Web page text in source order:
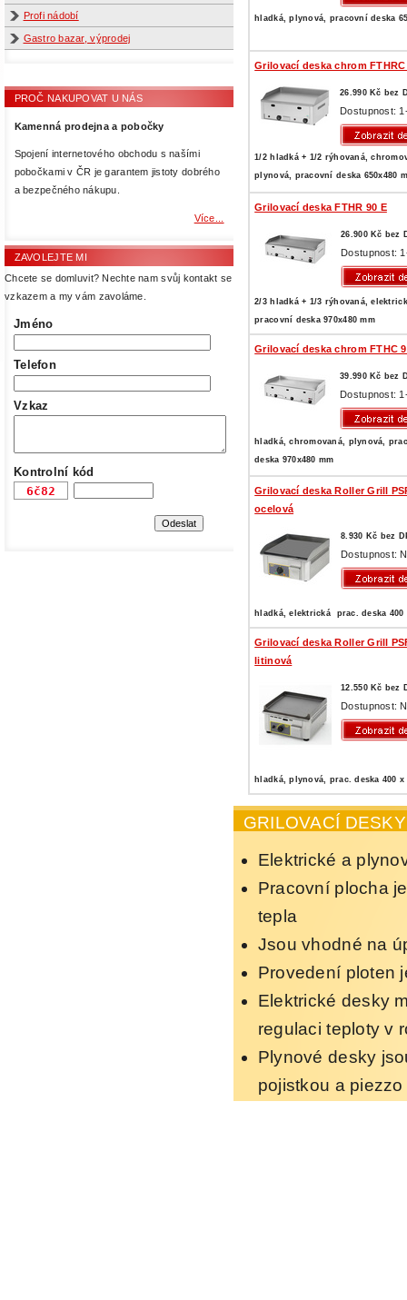
Profi nádobí
Gastro bazar, výprodej
PROČ NAKUPOVAT U NÁS
Kamenná prodejna a pobočky
Spojení internetového obchodu s našími
pobočkami v ČR je garantem jistoty dobrého
a bezpečného nákupu.
Více...
ZAVOLEJTE MI
Chcete se domluvit? Nechte nam svůj kontakt se
vzkazem a my vám zavoláme.
Jméno
Telefon
Vzkaz
Kontrolní kód
hladká, plynová, pracovní deska
Grilovací deska chrom FTHRC
26.990 Kč bez
Dostupnost:
1/2 hladká + 1/2 rýhovaná,
plynová, pracovní deska 650x480
Grilovací deska FTHR 90 E
26.900 Kč bez
Dostupnost:
2/3 hladká + 1/3 rýhovaná,
pracovní deska 970x480 mm
Grilovací deska chrom FTHC
39.990 Kč bez
Dostupnost:
hladká, chromovaná, plynová,
deska 970x480 mm
Grilovací deska Roller Grill
ocelová
8.930 Kč bez
Dostupnost:
hladká, elektrická prac. deska 400
Grilovací deska Roller Grill
litinová
12.550 Kč bez
Dostupnost:
hladká, plynová, prac. deska 400 x
GRILOVACÍ
Elektrické a
Pracovní plocha
tepla
Jsou vhodné na
Provedení ploten
Elektrické desky
regulaci teploty v
Plynové desky
pojistkou a